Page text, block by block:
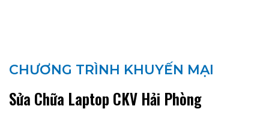
CHƯƠNG TRÌNH KHUYẾN MẠI
Sửa Chữa Laptop CKV Hải Phòng